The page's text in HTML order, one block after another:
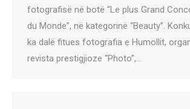
fotografisë në botë “Le plus Grand
du Monde”, në kategorinë “Beauty”.
ka dalë fitues fotografia e Humollit,
revista prestigjioze “Photo”,…